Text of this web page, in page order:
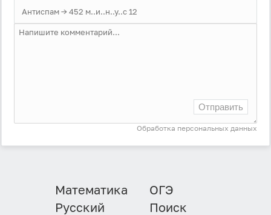
Отправить
Обработка персональных данных
Математика
Русский
ОГЭ
Поиск